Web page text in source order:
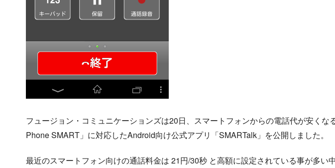
フュージョン・コミュニケーションズは20日、スマートフォンからの電話代が安くな
Phone SMART」に対応したAndroid向け公式アプリ「SMARTalk」を公開しました。
最近のスマートフォン向けの通話料金は 21円/30秒 と高額に設定されている事が多い